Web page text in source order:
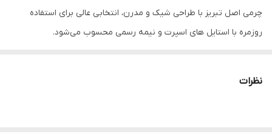
چرمی اصل تبریز با طراحی شیک و مدرن، انتخابی عالی برای استفاده
روزمره با استایل های اسپرت و نیمه رسمی محسوب می‌شود.
چرمی TB045TN
نظرات